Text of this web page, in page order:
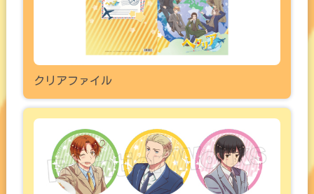
クリアファイル